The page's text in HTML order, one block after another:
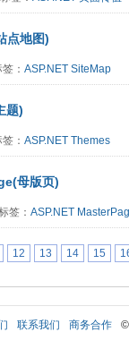
点地图)
： ASP.NET SiteMap
题)
： ASP.NET Themes
母版页)
签： ASP.NET
12 13 14 15
联系我们 商务合作